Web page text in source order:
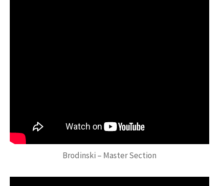
Brodinski – Master Section